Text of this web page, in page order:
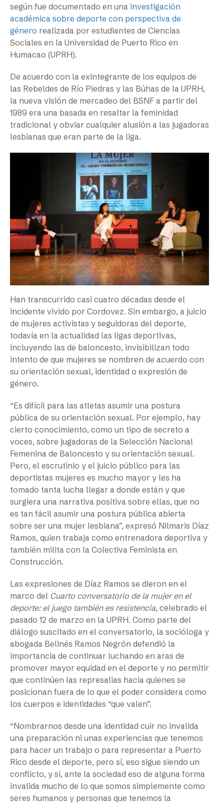
según fue documentado en una investigación
académica sobre deporte con perspectiva de
género realizada por estudiantes de Ciencias
Sociales en la Universidad de Puerto Rico en
Humacao (UPRH).
De acuerdo con la exintegrante de los equipos de
las Rebeldes de Río Piedras y las Búhas de la UPRH,
la nueva visión de mercadeo del BSNF a partir del
1989 era una basada en resaltar la feminidad
tradicional y obviar cualquier alusión a las jugadoras
lesbianas que eran parte de la liga.
Han transcurrido casi cuatro décadas desde el
incidente vivido por Cordovez. Sin embargo, a juicio
de mujeres activistas y seguidoras del deporte,
todavía en la actualidad las ligas deportivas,
incluyendo las de baloncesto, invisibilizan todo
intento de que mujeres se nombren de acuerdo con
su orientación sexual, identidad o expresión de
género.
“Es difícil para las atletas asumir una postura
pública de su orientación sexual. Por ejemplo, hay
cierto conocimiento, como un tipo de secreto a
voces, sobre jugadoras de la Selección Nacional
Femenina de Baloncesto y su orientación sexual.
Pero, el escrutinio y el juicio público para las
deportistas mujeres es mucho mayor y les ha
tomado tanta lucha llegar a donde están y que
surgiera una narrativa positiva sobre ellas, que no
es tan fácil asumir una postura pública abierta
sobre ser una mujer lesbiana”, expresó Nilmaris Díaz
Ramos, quien trabaja como entrenadora deportiva y
también milita con la Colectiva Feminista en
Construcción.
Las expresiones de Díaz Ramos se dieron en el
marco del Cuarto conversatorio de la mujer en el
deporte: el juego también es resistencia, celebrado el
pasado 12 de marzo en la UPRH. Como parte del
diálogo suscitado en el conversatorio, la socióloga y
abogada Belinés Ramos Negrón defendió la
importancia de continuar luchando en aras de
promover mayor equidad en el deporte y no permitir
que continúen las represalias hacia quienes se
posicionan fuera de lo que el poder considera como
los cuerpos e identidades “que valen”.
“Nombrarnos desde una identidad cuir no invalida
una preparación ni unas experiencias que tenemos
para hacer un trabajo o para representar a Puerto
Rico desde el deporte, pero sí, eso sigue siendo un
conflicto, y sí, ante la sociedad eso de alguna forma
invalida mucho de lo que somos simplemente como
seres humanos y personas que tenemos la